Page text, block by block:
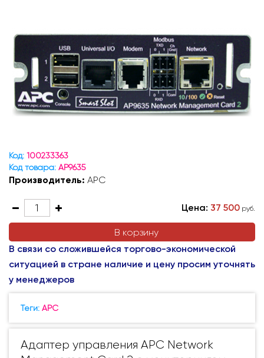
Код: 100233363
Код товара: AP9635
Производитель: APC
В корзину
Цена: 37 500 руб.
В связи со сложившейся торгово-экономической
ситуацией в стране наличие и цену просим уточнять
у менеджеров
Теги: APC
Адаптер управления APC Network